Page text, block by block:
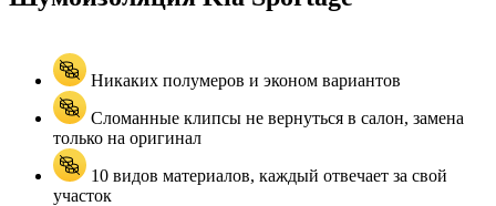
Никаких полумеров и эконом вариантов
Сломанные клипсы не вернуться в салон, замена
только на оригинал
10 видов материалов, каждый отвечает за свой
участок